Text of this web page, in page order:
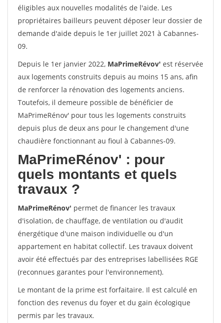
éligibles aux nouvelles modalités de l'aide. Les
propriétaires bailleurs peuvent déposer leur dossier de
demande d'aide depuis le 1er juillet 2021 à Cabannes-
09.
Depuis le 1er janvier 2022, MaPrimeRévov' est réservée
aux logements construits depuis au moins 15 ans, afin
de renforcer la rénovation des logements anciens.
Toutefois, il demeure possible de bénéficier de
MaPrimeRénov' pour tous les logements construits
depuis plus de deux ans pour le changement d'une
chaudière fonctionnant au fioul à Cabannes-09.
MaPrimeRénov' : pour
quels montants et quels
travaux ?
MaPrimeRénov' permet de financer les travaux
d'isolation, de chauffage, de ventilation ou d'audit
énergétique d'une maison individuelle ou d'un
appartement en habitat collectif. Les travaux doivent
avoir été effectués par des entreprises labellisées RGE
(reconnues garantes pour l'environnement).
Le montant de la prime est forfaitaire. Il est calculé en
fonction des revenus du foyer et du gain écologique
permis par les travaux.